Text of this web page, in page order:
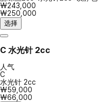
₩243,000
₩250,000
选择
C 水光针 2cc
人气
C
水光针 2cc
₩59,000
₩66,000